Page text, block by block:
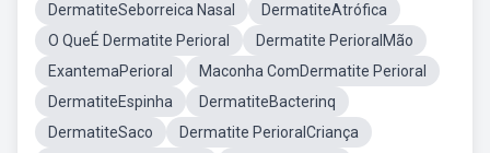
DermatiteSeborreica Nasal
DermatiteAtrófica
O QueÉ Dermatite Perioral
Dermatite PerioralMão
ExantemaPerioral
Maconha ComDermatite Perioral
DermatiteEspinha
DermatiteBacterinq
DermatiteSaco
Dermatite PerioralCriança